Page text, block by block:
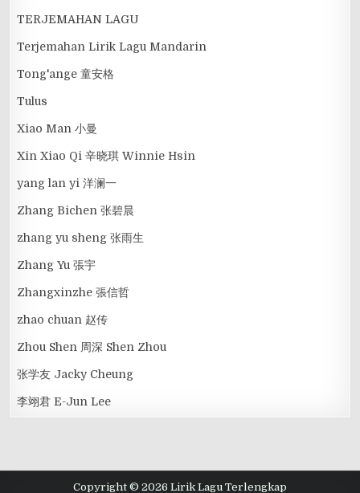
TERJEMAHAN LAGU
Terjemahan Lirik Lagu Mandarin
Tong'ange 童安格
Tulus
Xiao Man 小曼
Xin Xiao Qi 辛晓琪 Winnie Hsin
yang lan yi 洋澜一
Zhang Bichen 张碧晨
zhang yu sheng 张雨生
Zhang Yu 張宇
Zhangxinzhe 張信哲
zhao chuan 赵传
Zhou Shen 周深 Shen Zhou
张学友 Jacky Cheung
李翊君 E-Jun Lee
Copyright © 2026 Lirik Lagu Terlengkap